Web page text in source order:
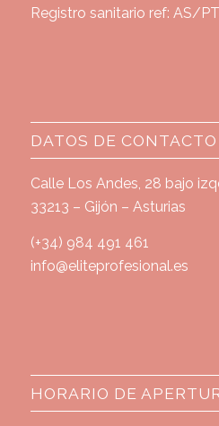
Registro sanitario ref: AS/
DATOS DE CONTACTO
Calle Los Andes, 28 bajo
33213 – Gijón – Asturias
(+34) 984 491 461
info@eliteprofesional.es
HORARIO DE